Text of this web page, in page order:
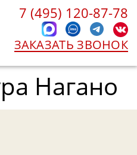
7 (495) 120-87-78
ЗАКАЗАТЬ ЗВОНОК
Нагано